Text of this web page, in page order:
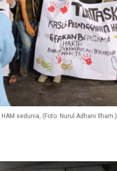
sedunia, (Foto: Nurul Adhani Ilham.)